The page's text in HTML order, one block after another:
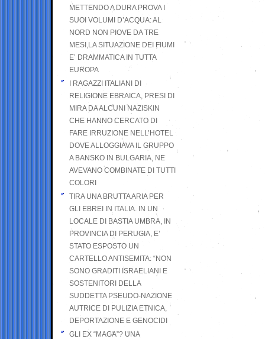
METTENDO A DURA PROVA I
SUOI VOLUMI D’ACQUA: AL
NORD NON PIOVE DA TRE
MESI,LA SITUAZIONE DEI FIUMI
E’ DRAMMATICA IN TUTTA
EUROPA
I RAGAZZI ITALIANI DI
RELIGIONE EBRAICA, PRESI DI
MIRA DA ALCUNI NAZISKIN
CHE HANNO CERCATO DI
FARE IRRUZIONE NELL’HOTEL
DOVE ALLOGGIAVA IL GRUPPO
A BANSKO IN BULGARIA, NE
AVEVANO COMBINATE DI TUTTI
COLORI
TIRA UNA BRUTTA ARIA PER
GLI EBREI IN ITALIA. IN UN
LOCALE DI BASTIA UMBRA, IN
PROVINCIA DI PERUGIA, E’
STATO ESPOSTO UN
CARTELLO ANTISEMITA: “NON
SONO GRADITI ISRAELIANI E
SOSTENITORI DELLA
SUDDETTA PSEUDO-NAZIONE
AUTRICE DI PULIZIA ETNICA,
DEPORTAZIONE E GENOCIDI
GLI EX “MAGA”? UNA